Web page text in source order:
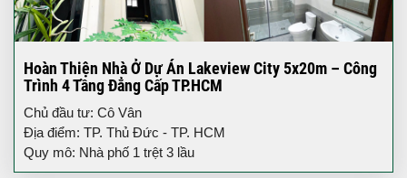
Hoàn Thiện Nhà Ở Dự Án Lakeview City 5x20m – Công
Trình 4 Tầng Đẳng Cấp TP.HCM
Chủ đầu tư: Cô Vân
Địa điểm: TP. Thủ Đức - TP. HCM
Quy mô: Nhà phố 1 trệt 3 lầu